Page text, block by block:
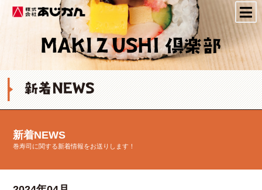
株式会社あじかん
新着NEWS
巻寿司に関する新着情報をお送りします！